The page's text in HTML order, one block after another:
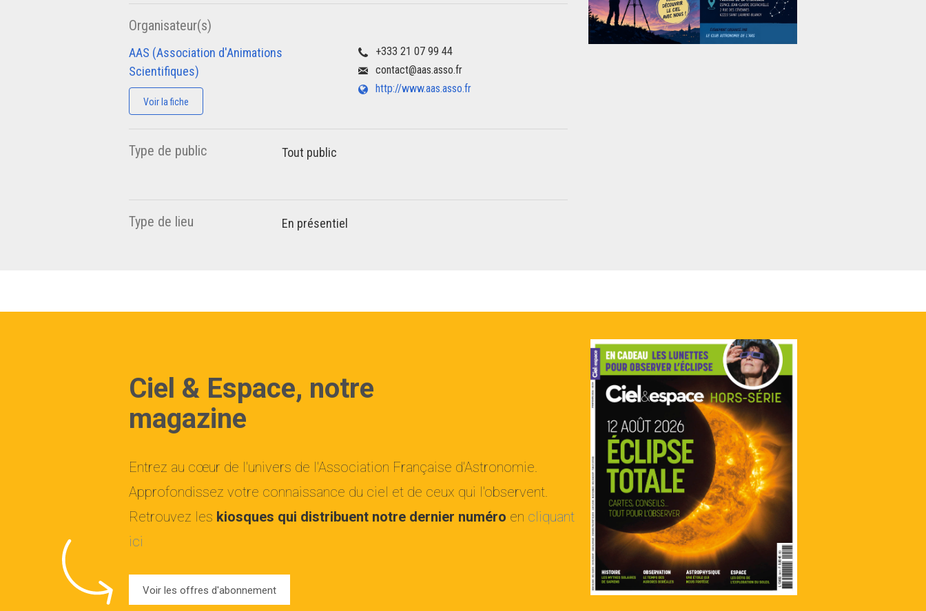
Organisateur(s)
AAS (Association d'Animations
Scientifiques)
Voir la fiche
+333 21 07 99 44
contact@aas.asso.fr
http://www.aas.asso.fr
Type de public Tout public
Type de lieu En présentiel
Ciel & Espace, notre
magazine
Entrez au cœur de l'univers de l'Association Française d'Astronomie.
Approfondissez votre connaissance du ciel et de ceux qui l'observent.
Retrouvez les kiosques qui distribuent notre dernier numéro en cliquant
ici
Voir les offres d'abonnement